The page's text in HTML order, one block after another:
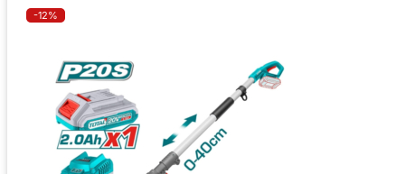
-12%